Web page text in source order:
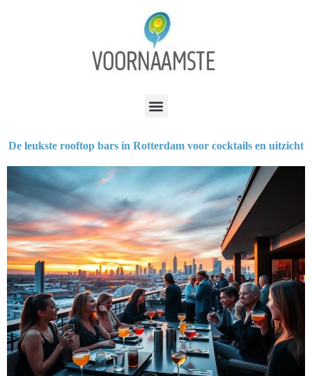
De leukste rooftop bars in Rotterdam voor cocktails en uitzicht